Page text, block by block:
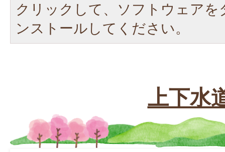
クリックして、ソフトウェア
ンストールしてください。
上下水